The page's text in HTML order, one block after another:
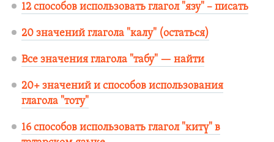
12 способов использовать глагол "язу" – писать
20 значений глагола "калу" (остаться)
Все значения глагола "табу" — найти
20+ значений и способов использования
глагола "тоту"
16 способов использовать глагол "китү" в